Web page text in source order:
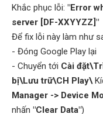
Khắc phục lỗi: "Error
server [DF-XXYYZZ]"
Để fix lỗi này làm như
- Đóng Google Play lại
- Chuyển tới Cài
bị\Lưu trữ\CH Play\
Manager -> Device
nhấn "Clear Data")